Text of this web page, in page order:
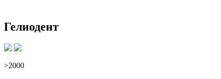
Гелиодент
>2000